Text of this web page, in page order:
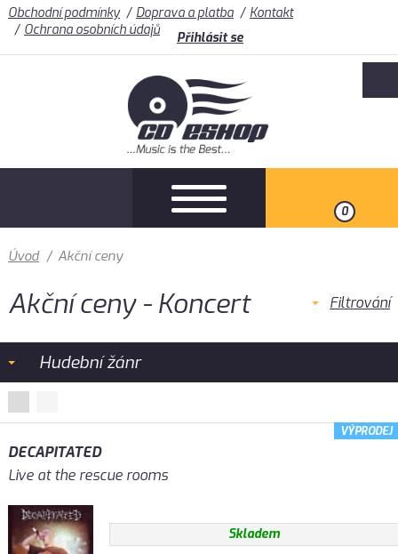
Obchodní podmínky Doprava a platba
Kontakt
Ochrana osobních údajů
Přihlásit se
0
Úvod / Akční ceny
Akční ceny - Koncert Filtrování
Hudební žánr
DECAPITATED
Live at the rescue rooms
Skladem
VÝPRODEJ